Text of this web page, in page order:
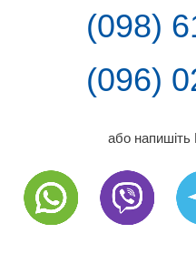
(098)
(096)
або